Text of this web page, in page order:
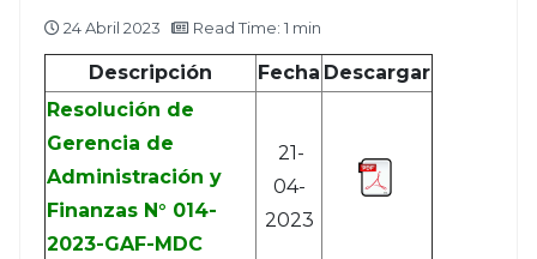
24 Abril 2023 Read Time: 1 min
Descripción Fecha Descargar
Resolución de
Gerencia de
Administración y
Finanzas N° 014-
2023-GAF-MDC
21-
04-
2023